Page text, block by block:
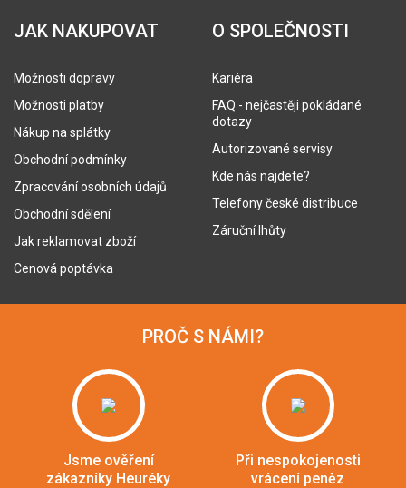
JAK NAKUPOVAT
Možnosti dopravy
Možnosti platby
Nákup na splátky
Obchodní podmínky
Zpracování osobních údajů
Obchodní sdělení
Jak reklamovat zboží
Cenová poptávka
O SPOLEČNOSTI
Kariéra
FAQ - nejčastěji pokládané
dotazy
Autorizované servisy
Kde nás najdete?
Telefony české distribuce
Záruční lhůty
PROČ S NÁMI?
Jsme ověření
zákazníky Heuréky
Při nespokojenosti
vrácení peněz